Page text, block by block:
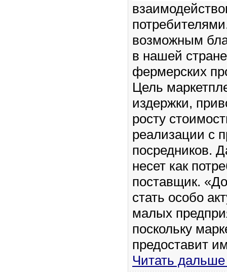
возможным
в нашей
фермерских
Цель
издержки,
росту
реализации с
посредников.
несет как
поставщик.
стать особо
малых
поскольку
предоставит
Читать